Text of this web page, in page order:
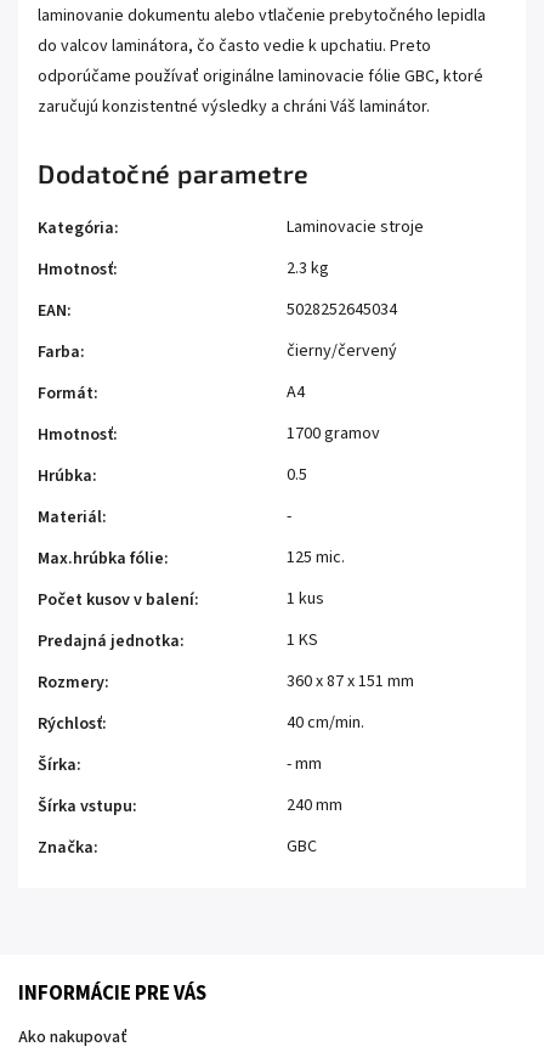
laminovanie dokumentu alebo vtlačenie prebytočného lepidla
do valcov laminátora, čo často vedie k upchatiu. Preto
odporúčame používať originálne laminovacie fólie GBC, ktoré
zaručujú konzistentné výsledky a chráni Váš laminátor.
Dodatočné parametre
Kategória:
Laminovacie stroje
Hmotnosť:
2.3 kg
EAN:
5028252645034
Farba:
čierny/červený
Formát:
A4
Hmotnosť:
1700 gramov
Hrúbka:
0.5
Materiál:
-
Max.hrúbka fólie:
125 mic.
Počet kusov v balení:
1 kus
Predajná jednotka:
1 KS
Rozmery:
360 x 87 x 151 mm
Rýchlosť:
40 cm/min.
Šírka:
- mm
Šírka vstupu:
240 mm
Značka: GBC
INFORMÁCIE PRE VÁS
Ako nakupovať